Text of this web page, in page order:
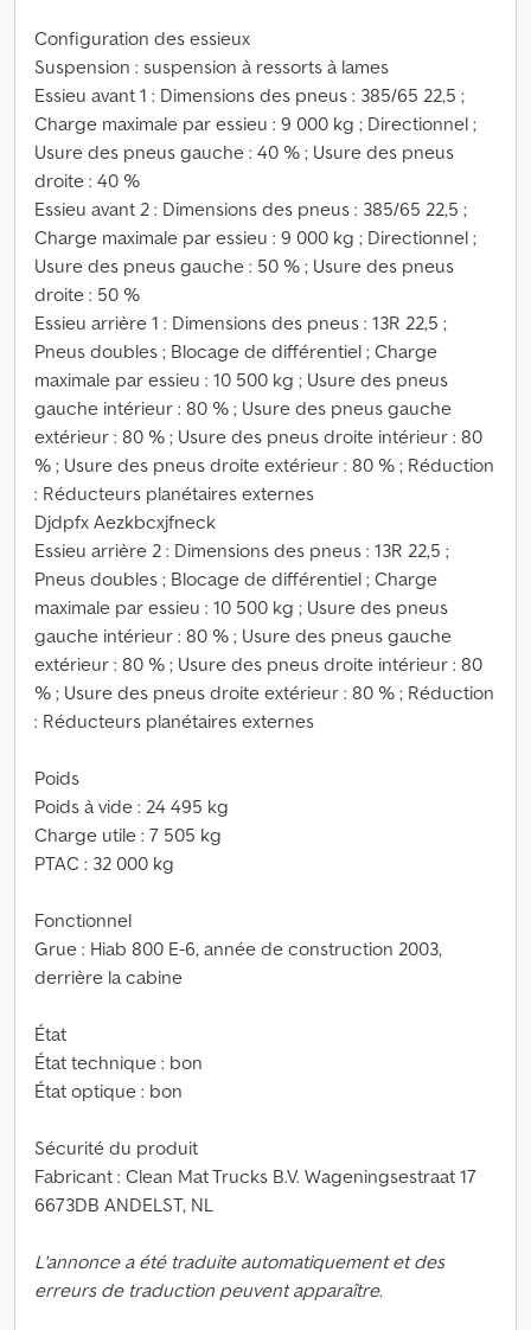
Configuration des essieux
Suspension : suspension à ressorts à lames
Essieu avant 1 : Dimensions des pneus : 385/65 22,5 ;
Charge maximale par essieu : 9 000 kg ; Directionnel ;
Usure des pneus gauche : 40 % ; Usure des pneus
droite : 40 %
Essieu avant 2 : Dimensions des pneus : 385/65 22,5 ;
Charge maximale par essieu : 9 000 kg ; Directionnel ;
Usure des pneus gauche : 50 % ; Usure des pneus
droite : 50 %
Essieu arrière 1 : Dimensions des pneus : 13R 22,5 ;
Pneus doubles ; Blocage de différentiel ; Charge
maximale par essieu : 10 500 kg ; Usure des pneus
gauche intérieur : 80 % ; Usure des pneus gauche
extérieur : 80 % ; Usure des pneus droite intérieur : 80
% ; Usure des pneus droite extérieur : 80 % ; Réduction
: Réducteurs planétaires externes
Djdpfx Aezkbcxjfneck
Essieu arrière 2 : Dimensions des pneus : 13R 22,5 ;
Pneus doubles ; Blocage de différentiel ; Charge
maximale par essieu : 10 500 kg ; Usure des pneus
gauche intérieur : 80 % ; Usure des pneus gauche
extérieur : 80 % ; Usure des pneus droite intérieur : 80
% ; Usure des pneus droite extérieur : 80 % ; Réduction
: Réducteurs planétaires externes
Poids
Poids à vide : 24 495 kg
Charge utile : 7 505 kg
PTAC : 32 000 kg
Fonctionnel
Grue : Hiab 800 E-6, année de construction 2003,
derrière la cabine
État
État technique : bon
État optique : bon
Sécurité du produit
Fabricant : Clean Mat Trucks B.V. Wageningsestraat 17
6673DB ANDELST, NL
L'annonce a été traduite automatiquement et des
erreurs de traduction peuvent apparaître.